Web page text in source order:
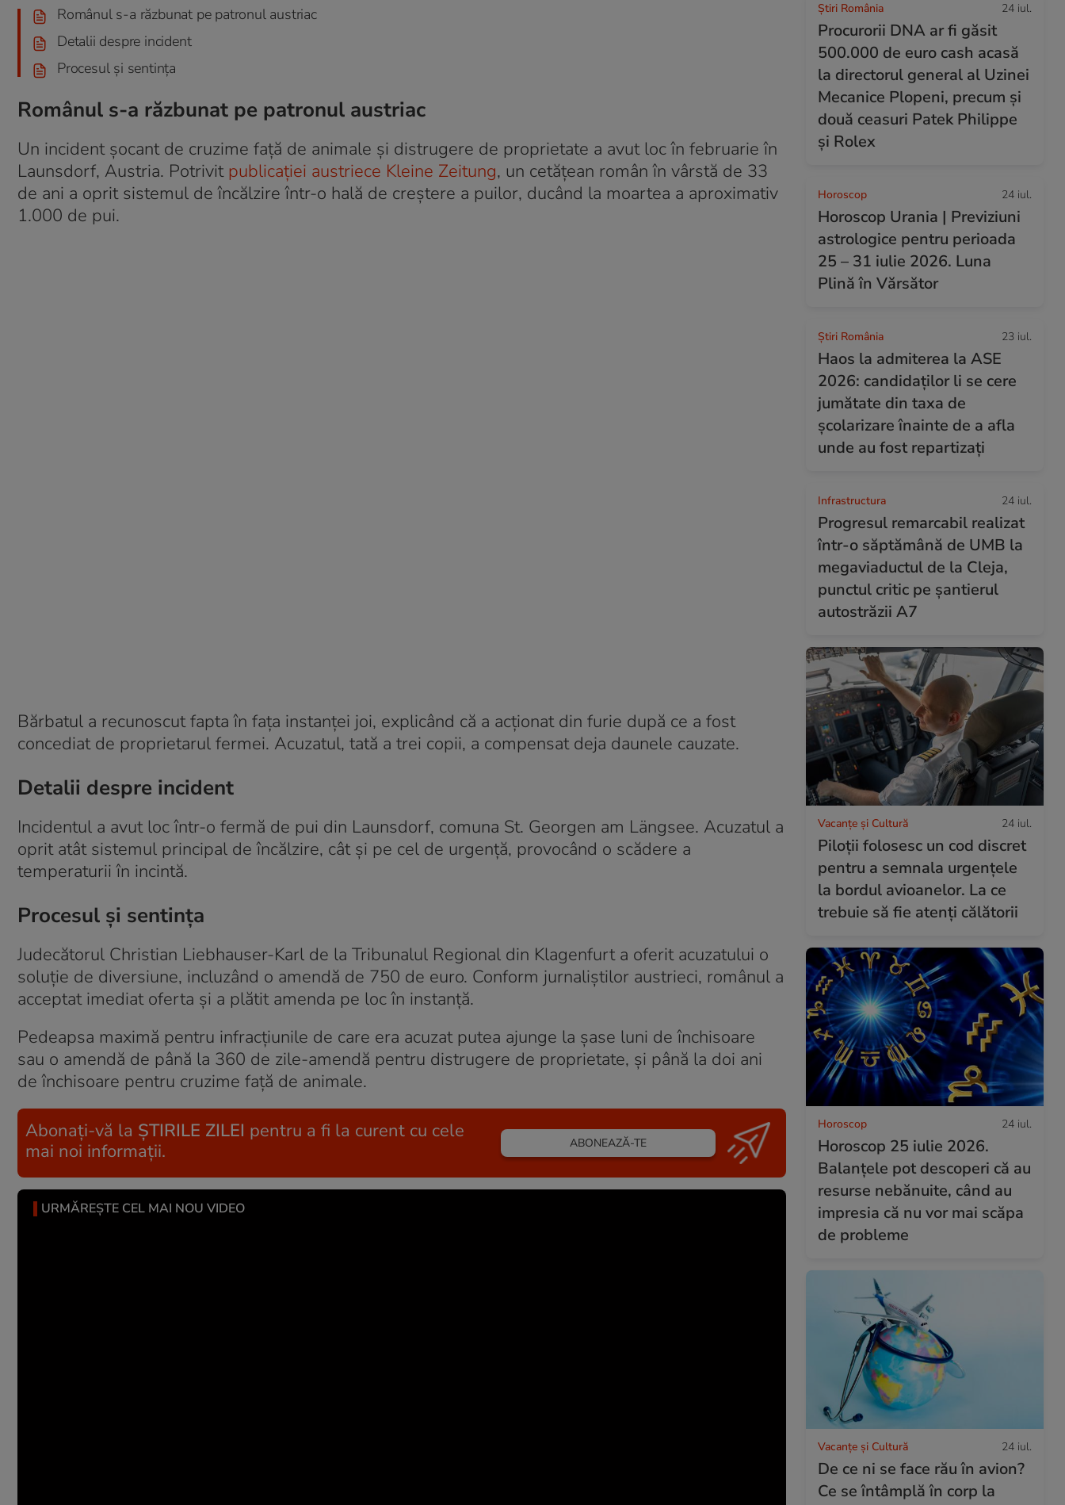
Românul s-a răzbunat pe patronul austriac
Detalii despre incident
Procesul și sentința
Românul s-a răzbunat pe patronul austriac
Un incident șocant de cruzime față de animale și distrugere de proprietate a avut loc în februarie în
Launsdorf, Austria. Potrivit publicației austriece Kleine Zeitung, un cetățean român în vârstă de 33
de ani a oprit sistemul de încălzire într-o hală de creștere a puilor, ducând la moartea a aproximativ
1.000 de pui.
Bărbatul a recunoscut fapta în fața instanței joi, explicând că a acționat din furie după ce a fost
concediat de proprietarul fermei. Acuzatul, tată a trei copii, a compensat deja daunele cauzate.
Detalii despre incident
Incidentul a avut loc într-o fermă de pui din Launsdorf, comuna St. Georgen am Längsee. Acuzatul a
oprit atât sistemul principal de încălzire, cât și pe cel de urgență, provocând o scădere a
temperaturii în incintă.
Procesul și sentința
Judecătorul Christian Liebhauser-Karl de la Tribunalul Regional din Klagenfurt a oferit acuzatului o
soluție de diversiune, incluzând o amendă de 750 de euro. Conform jurnaliștilor austrieci, românul a
acceptat imediat oferta și a plătit amenda pe loc în instanță.
Pedeapsa maximă pentru infracțiunile de care era acuzat putea ajunge la șase luni de închisoare
sau o amendă de până la 360 de zile-amendă pentru distrugere de proprietate, și până la doi ani
de închisoare pentru cruzime față de animale.
Abonați-vă la ȘTIRILE ZILEI pentru a fi la curent cu cele
mai noi informații.
ABONEAZĂ-TE
URMĂREȘTE CEL MAI NOU VIDEO
Știri România 24 iul.
Procurorii DNA ar fi găsit
500.000 de euro cash acasă
la directorul general al Uzinei
Mecanice Plopeni, precum și
două ceasuri Patek Philippe
și Rolex
Horoscop 24 iul.
Horoscop Urania | Previziuni
astrologice pentru perioada
25 – 31 iulie 2026. Luna
Plină în Vărsător
Știri România 23 iul.
Haos la admiterea la ASE
2026: candidaților li se cere
jumătate din taxa de
școlarizare înainte de a afla
unde au fost repartizați
Infrastructura 24 iul.
Progresul remarcabil realizat
într-o săptămână de UMB la
megaviaductul de la Cleja,
punctul critic pe șantierul
autostrăzii A7
Vacanțe și Cultură 24 iul.
Piloții folosesc un cod discret
pentru a semnala urgențele
la bordul avioanelor. La ce
trebuie să fie atenți călătorii
Horoscop 24 iul.
Horoscop 25 iulie 2026.
Balanțele pot descoperi că au
resurse nebănuite, când au
impresia că nu vor mai scăpa
de probleme
Vacanțe și Cultură 24 iul.
De ce ni se face rău în avion?
Ce se întâmplă în corp la